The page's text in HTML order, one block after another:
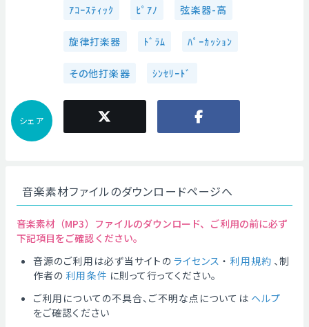
ｱｺｰｽﾃｨｯｸ ﾋﾟｱﾉ 弦楽器-高
旋律打楽器 ﾄﾞﾗﾑ ﾊﾟｰｶｯｼｮﾝ
その他打楽器 ｼﾝｾﾘｰﾄﾞ
シェア
音楽素材ファイルのダウンロードページへ
音楽素材（MP3）ファイルのダウンロード、ご利用の前に必ず
下記項目をご確認ください。
音源のご利用は必ず当サイトの ライセンス ・ 利用規約 、制
作者の 利用条件 に則って行ってください。
ご利用についての不具合、ご不明な点については ヘルプ
をご確認ください